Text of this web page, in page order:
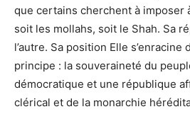
que certains cherchent à imposer
soit les mollahs, soit le Shah. Sa
l’autre. Sa position Elle s’enracine
principe : la souveraineté du
démocratique et une république
clérical et de la monarchie